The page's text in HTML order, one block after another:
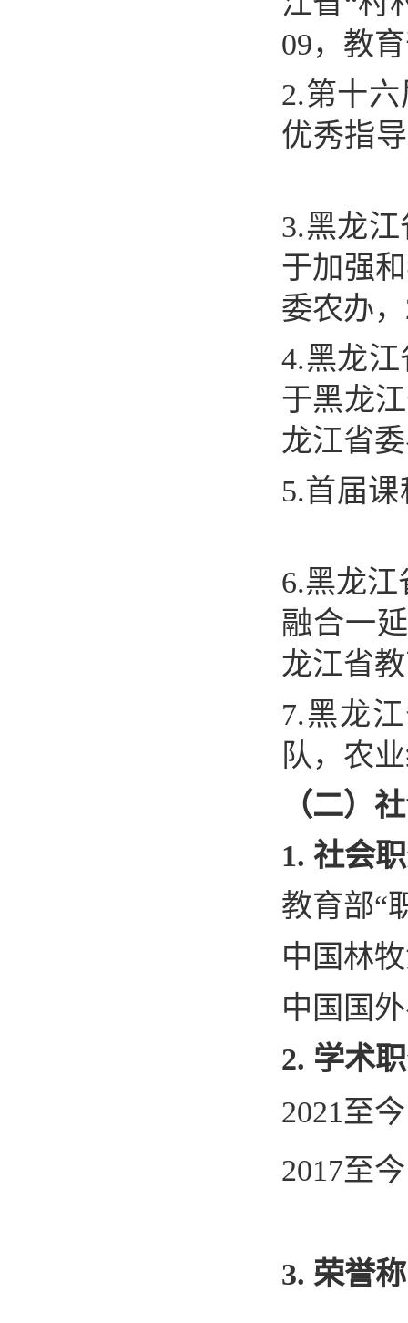
09，教
2.第十六
优秀指
3.黑龙
于加强
委农办，
4.黑龙
于黑龙
龙江省
5.首届
6.黑龙江
融合一
龙江省
7.黑龙
队，农
（二）
1. 社会
教育部“
中国林
中国国
2. 学术
2021至
2017至
3. 荣誉